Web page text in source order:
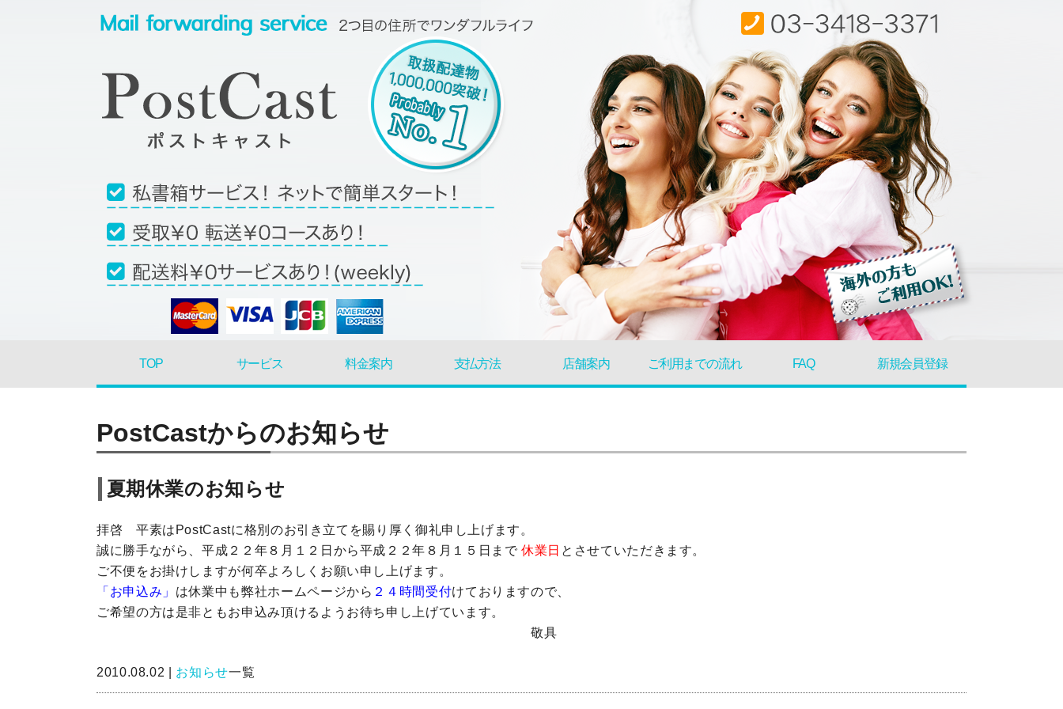
TOP サービス 料金案内 支払方法 店舗案内 ご利用までの流れ FAQ 新規会員登録
PostCastからのお知らせ
夏期休業のお知らせ
拝啓 平素はPostCastに格別のお引き立てを賜り厚く御礼申し上げます。
誠に勝手ながら、平成２２年８月１２日から平成２２年８月１５日まで 休業日 とさせていただきます。
ご不便をお掛けしますが何卒よろしくお願い申し上げます。
「お申込み」 は休業中も弊社ホームページから ２４時間受付けておりますので、
ご希望の方は是非ともお申込み頂けるようお待ち申し上げています。
敬具
2010.08.02 | お知らせ一覧